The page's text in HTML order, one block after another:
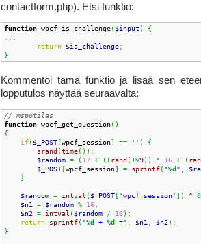
contactform.php). Etsi funktio:
function wpcf_is_challenge( $input )
{
...
return
$is_challenge;
}
Kommentoi tämä funktio ja lisää sen
lopputulos näyttää seuraavalta:
// mspotilas
function wpcf_get_question( )
{
if($_POST [wpcf_session] == '' )
{
srand (time( ) ) ;
$random = (17 + ( (rand ( )%9) ) * 16 + (
$_POST [wpcf_session] = sprintf("%d "
}
$random = intval ($_POST [ 'wpcf_session' ] ) ^
$n1
= $random % 16;
$n2
= intval ($random / 16) ;
return
sprintf("%d + %d =" $n1 $n2 ) ;
}